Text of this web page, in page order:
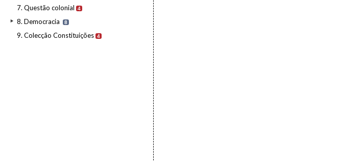
7. Questão colonial 4
8. Democracia 8
9. Colecção Constituições 4